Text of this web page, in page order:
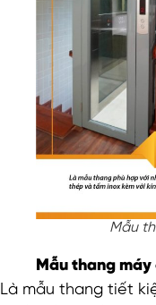
Mẫu
Mẫu thang
Là mẫu thang tiết